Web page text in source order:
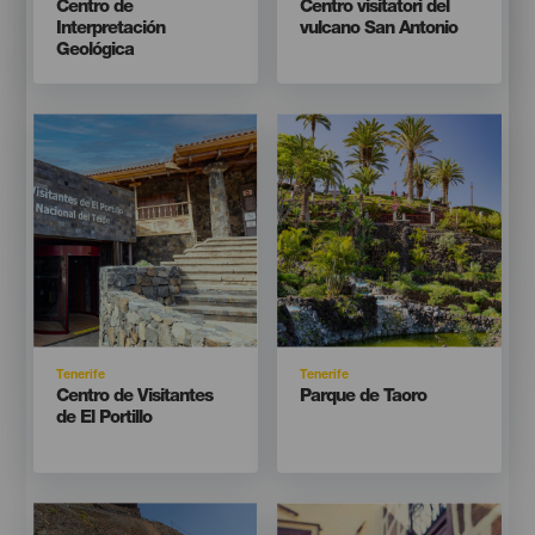
Titular
Centro de
Interpretación
Geológica
Titular
Centro visitatori del
vulcano San Antonio
Imagen
Listado
Imagen
Isla
Tenerife
Titular
Centro de Visitantes
de El Portillo
Imagen
Listado
Imagen
Isla
Tenerife
Titular
Parque de Taoro
Imagen
Listado
Imagen
Imagen
Listado
Imagen